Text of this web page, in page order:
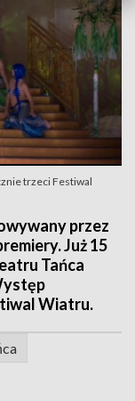
trzeci Festiwal
przez
Już 15
Tańca
Wiatru.